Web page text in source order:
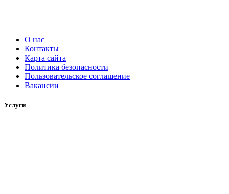
О нас
Контакты
Карта сайта
Политика безопасности
Пользовательское соглашение
Вакансии
Услуги